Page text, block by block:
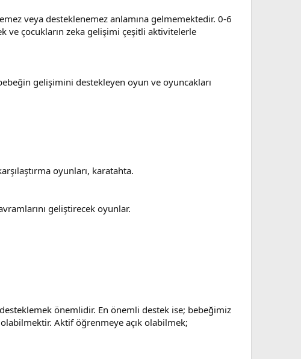
veya desteklenemez anlamına gelmemektedir. 0-6
ve çocukların zeka gelişimi çeşitli aktivitelerle
gelişimini destekleyen oyun ve oyuncakları
oyunları, karatahta.
geliştirecek oyunlar.
önemlidir. En önemli destek ise; bebeğimiz
Aktif öğrenmeye açık olabilmek;